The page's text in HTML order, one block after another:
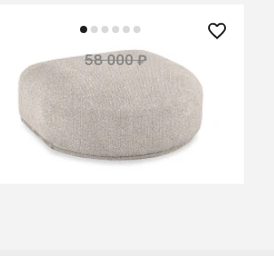
52 200 ₽ 58 000 ₽ — 10%
Пуф торцевой Fabro
В КОРЗИНУ